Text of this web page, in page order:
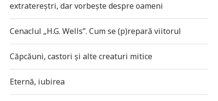
extratereștri, dar vorbește despre oameni
Cenaclul „H.G. Wells”. Cum se (p)repară viitorul
Căpcăuni, castori și alte creaturi mitice
Eternă, iubirea